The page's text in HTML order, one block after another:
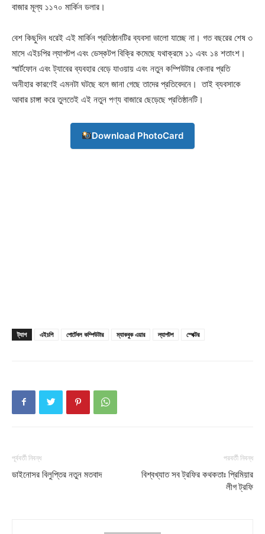
About
Contact us
বাজার মূল্য ১১৭০ মার্কিন ডলার।
বেশ কিছুদিন ধরেই এই মার্কিন প্রতিষ্ঠানটির ব্যবসা ভালো যাচ্ছে না। গত বছরের শেষ ৩
মাসে এইচপির ল্যাপটপ এবং ডেস্কটপ বিক্রি কমেছে যথাক্রমে ১১ এবং ১৪ শতাংশ।
স্মার্টফোন এবং ট্যাবের ব্যবহার বেড়ে যাওয়ায় এবং নতুন কম্পিউটার কেনার প্রতি
অনীহার কারণেই এমনটা ঘটছে বলে জানা গেছে তাদের প্রতিবেদনে। তাই ব্যবসাকে
আবার চাঙ্গা করে তুলতেই এই নতুন পণ্য বাজারে ছেড়েছে প্রতিষ্ঠানটি।
Download PhotoCard
ট্যাগ এইচপি পোর্টেবল কম্পিউটার ম্যাকবুক এয়ার ল্যাপটপ স্পেক্টর
পূর্ববর্তী নিবন্ধ
ডাইনোসর বিলুপ্তির নতুন মতবাদ
পরবর্তী নিবন্ধ
বিশ্বখ্যাত সব ট্রফির কথকতাঃ প্রিমিয়ার
লীগ ট্রফি